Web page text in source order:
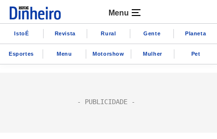
Menu
IstoÉ Revista Rural Gente Planeta
Esportes Menu Motorshow Mulher Pet